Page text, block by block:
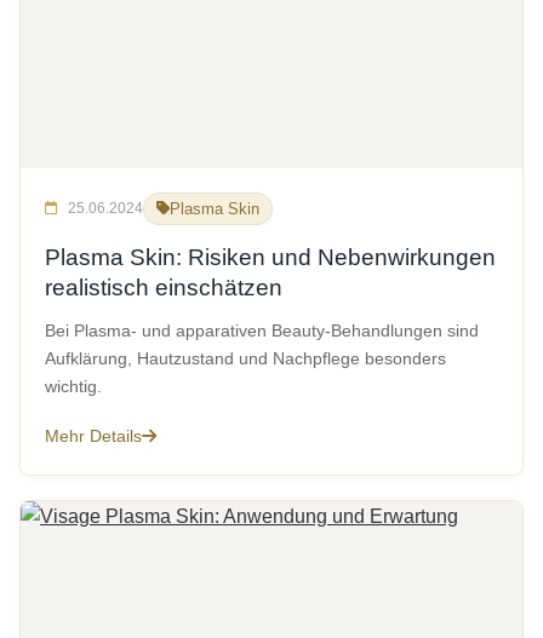
25.06.2024 Plasma Skin
Plasma Skin: Risiken und Nebenwirkungen
realistisch einschätzen
Bei Plasma- und apparativen Beauty-Behandlungen sind
Aufklärung, Hautzustand und Nachpflege besonders
wichtig.
Mehr Details